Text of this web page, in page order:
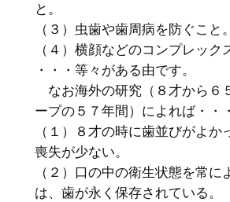
と。
（３）虫歯や歯周病を防ぐこと。
（４）横顔などのコンプレック
・・・等々がある由です。
なお海外の研究（８才から６
ープの５７年間）によれば・・・
（１）８才の時に歯並びがよか
喪失が少ない。
（２）口の中の衛生状態を常に
は、歯が永く保存されている。